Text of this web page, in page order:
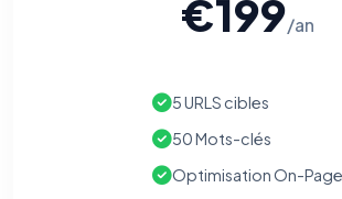
€199/an
5 URLS cibles
50 Mots-clés
Optimisation On-Page